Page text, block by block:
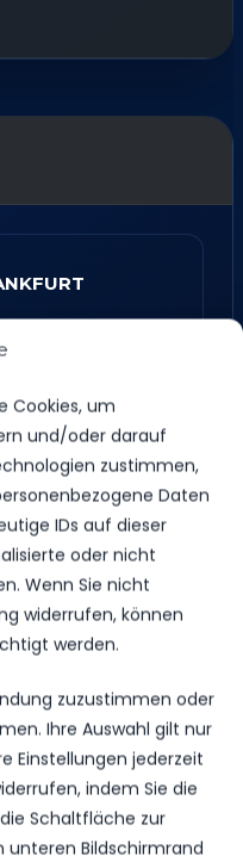
Cookies, um
und/oder darauf
zustimmen,
Daten
IDs auf dieser
oder nicht
Wenn Sie nicht
widerrufen, können
werden.
zuzustimmen oder
Ihre Auswahl gilt nur
Einstellungen jederzeit
indem Sie die
Schaltfläche zur
Bildschirmrand
5
1
0